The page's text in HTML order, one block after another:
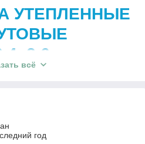
УТЕПЛЕННЫЕ
м
контейнеров
всё
год